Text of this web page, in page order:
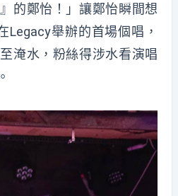
的鄭怡！」讓鄭怡瞬間想
Legacy舉辦的首場個唱，
淹水，粉絲得涉水看演唱